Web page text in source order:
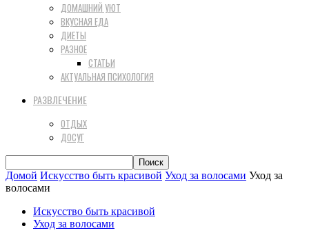
ДОМАШНИЙ УЮТ
ВКУСНАЯ ЕДА
ДИЕТЫ
РАЗНОЕ
СТАТЬИ
АКТУАЛЬНАЯ ПСИХОЛОГИЯ
РАЗВЛЕЧЕНИЕ
ОТДЫХ
ДОСУГ
Домой Искусство быть красивой Уход за волосами Уход за
волосами
Искусство быть красивой
Уход за волосами